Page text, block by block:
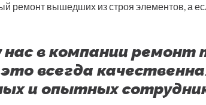
ремонт вышедших из строя элементов, а
нас в компании ремонт
всегда
и опытных